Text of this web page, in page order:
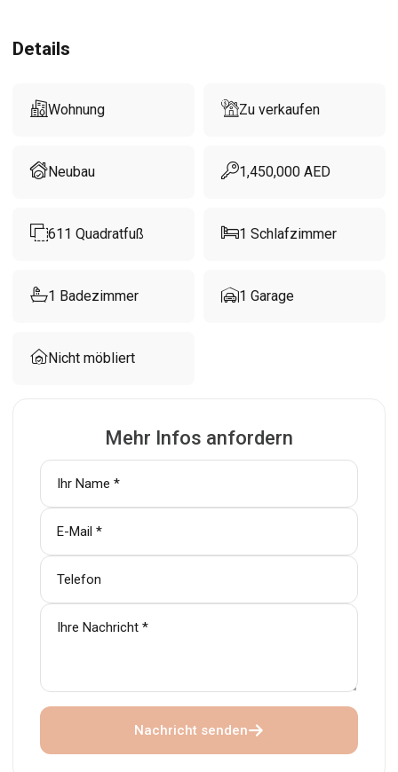
Details
Wohnung Zu verkaufen
Neubau 1,450,000 AED
611 Quadratfuß 1 Schlafzimmer
1 Badezimmer 1 Garage
Nicht möbliert
Mehr Infos anfordern
Nachricht senden